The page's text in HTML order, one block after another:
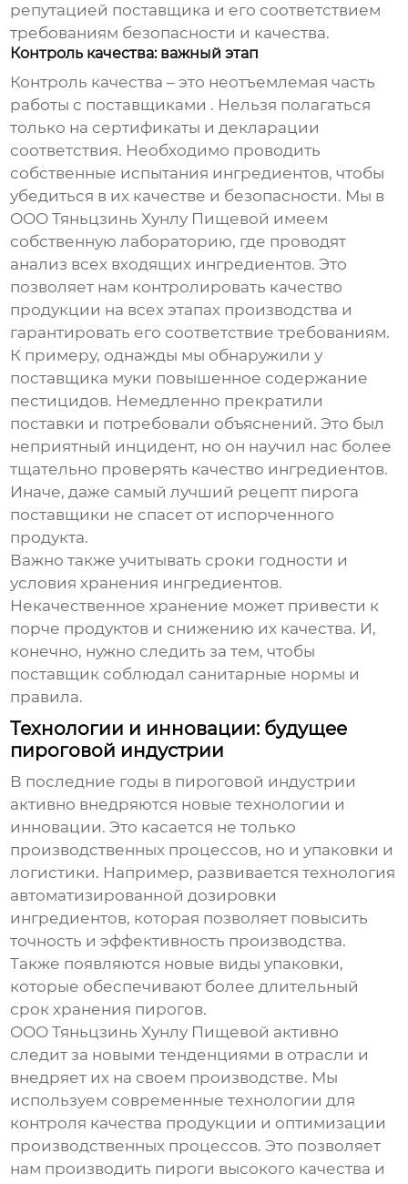
репутацией поставщика и его соответствием
требованиям безопасности и качества.
Контроль качества: важный этап
Контроль качества – это неотъемлемая часть
работы с поставщиками . Нельзя полагаться
только на сертификаты и декларации
соответствия. Необходимо проводить
собственные испытания ингредиентов, чтобы
убедиться в их качестве и безопасности. Мы в
ООО Тяньцзинь Хунлу Пищевой имеем
собственную лабораторию, где проводят
анализ всех входящих ингредиентов. Это
позволяет нам контролировать качество
продукции на всех этапах производства и
гарантировать его соответствие требованиям.
К примеру, однажды мы обнаружили у
поставщика муки повышенное содержание
пестицидов. Немедленно прекратили
поставки и потребовали объяснений. Это был
неприятный инцидент, но он научил нас более
тщательно проверять качество ингредиентов.
Иначе, даже самый лучший рецепт пирога
поставщики не спасет от испорченного
продукта.
Важно также учитывать сроки годности и
условия хранения ингредиентов.
Некачественное хранение может привести к
порче продуктов и снижению их качества. И,
конечно, нужно следить за тем, чтобы
поставщик соблюдал санитарные нормы и
правила.
Технологии и инновации: будущее
пироговой индустрии
В последние годы в пироговой индустрии
активно внедряются новые технологии и
инновации. Это касается не только
производственных процессов, но и упаковки и
логистики. Например, развивается технология
автоматизированной дозировки
ингредиентов, которая позволяет повысить
точность и эффективность производства.
Также появляются новые виды упаковки,
которые обеспечивают более длительный
срок хранения пирогов.
ООО Тяньцзинь Хунлу Пищевой активно
следит за новыми тенденциями в отрасли и
внедряет их на своем производстве. Мы
используем современные технологии для
контроля качества продукции и оптимизации
производственных процессов. Это позволяет
нам производить пироги высокого качества и